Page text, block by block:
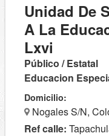
Unidad De
A La
Lxvi
Público / Estatal
Educacion
Domicilio:
Nogales S/N,
Ref calle: